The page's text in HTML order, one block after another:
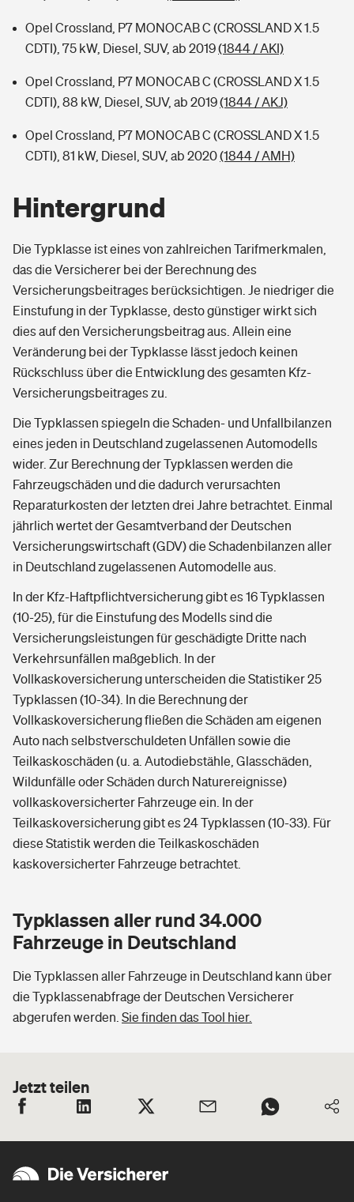
Opel Crossland, P7 MONOCAB C (CROSSLAND X 1.5
CDTI), 75 kW, Diesel, SUV, ab 2019(1844 / AKI)
Opel Crossland, P7 MONOCAB C (CROSSLAND X 1.5
CDTI), 88 kW, Diesel, SUV, ab 2019(1844 / AKJ)
Opel Crossland, P7 MONOCAB C (CROSSLAND X 1.5
CDTI), 81 kW, Diesel, SUV, ab 2020(1844 / AMH)
Hintergrund
Die Typklasse ist eines von zahlreichen Tarifmerkmalen,
das die Versicherer bei der Berechnung des
Versicherungsbeitrages berücksichtigen. Je niedriger die
Einstufung in der Typklasse, desto günstiger wirkt sich
dies auf den Versicherungsbeitrag aus. Allein eine
Veränderung bei der Typklasse lässt jedoch keinen
Rückschluss über die Entwicklung des gesamten Kfz-
Versicherungsbeitrages zu.
Die Typklassen spiegeln die Schaden- und Unfallbilanzen
eines jeden in Deutschland zugelassenen Automodells
wider. Zur Berechnung der Typklassen werden die
Fahrzeugschäden und die dadurch verursachten
Reparaturkosten der letzten drei Jahre betrachtet. Einmal
jährlich wertet der Gesamtverband der Deutschen
Versicherungswirtschaft (GDV) die Schadenbilanzen aller
in Deutschland zugelassenen Automodelle aus.
In der Kfz-Haftpflichtversicherung gibt es 16 Typklassen
(10-25), für die Einstufung des Modells sind die
Versicherungsleistungen für geschädigte Dritte nach
Verkehrsunfällen maßgeblich. In der
Vollkaskoversicherung unterscheiden die Statistiker 25
Typklassen (10-34). In die Berechnung der
Vollkaskoversicherung fließen die Schäden am eigenen
Auto nach selbstverschuldeten Unfällen sowie die
Teilkaskoschäden (u. a. Autodiebstähle, Glasschäden,
Wildunfälle oder Schäden durch Naturereignisse)
vollkaskoversicherter Fahrzeuge ein. In der
Teilkaskoversicherung gibt es 24 Typklassen (10-33). Für
diese Statistik werden die Teilkaskoschäden
kaskoversicherter Fahrzeuge betrachtet.
Typklassen aller rund 34.000
Fahrzeuge in Deutschland
Die Typklassen aller Fahrzeuge in Deutschland kann über
die Typklassenabfrage der Deutschen Versicherer
abgerufen werden. Sie finden das Tool hier.
Jetzt teilen